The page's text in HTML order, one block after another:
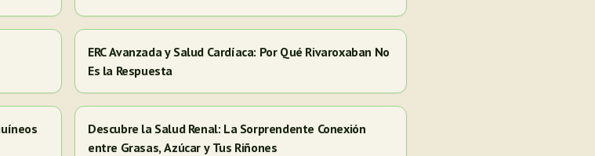
ERC Avanzada y Salud Cardíaca: Por Qué Rivaroxaban No
Es la Respuesta
Descubre la Salud Renal: La Sorprendente Conexión
entre Grasas, Azúcar y Tus Riñones